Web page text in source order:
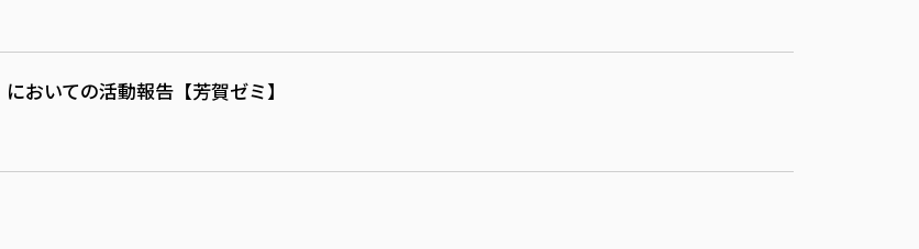
おいての活動報告【芳賀ゼミ】